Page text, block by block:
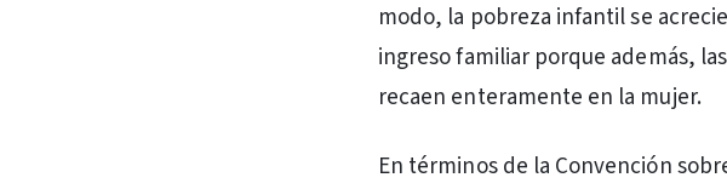
modo, la pobreza infantil se
ingreso familiar porque además,
recaen enteramente en la mujer.
En términos de la Convención